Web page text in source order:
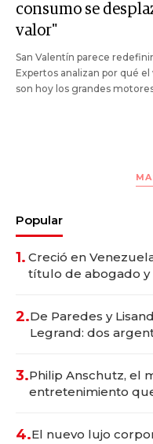
consumo se
valor"
San Valentín parece
Expertos analizan por qué
son hoy los grandes
Popular
1. Creció en
título de abogado
2.De Paredes y
Legrand: dos
3.Philip Anschutz, el
entretenimiento
4.El nuevo lujo